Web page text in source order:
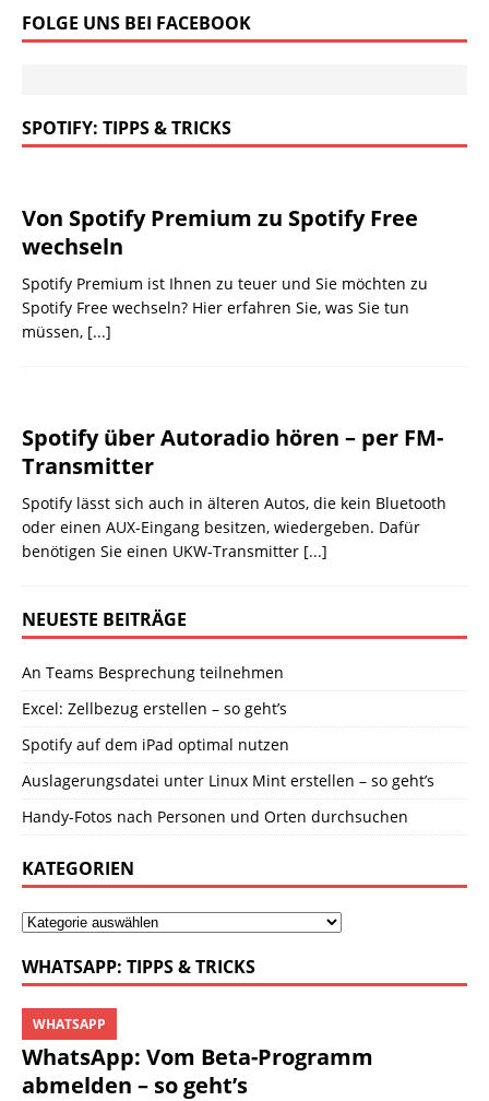
FOLGE UNS BEI FACEBOOK
SPOTIFY: TIPPS & TRICKS
Von Spotify Premium zu Spotify Free
wechseln
Spotify Premium ist Ihnen zu teuer und Sie möchten zu
Spotify Free wechseln? Hier erfahren Sie, was Sie tun
müssen, [...]
Spotify über Autoradio hören – per FM-
Transmitter
Spotify lässt sich auch in älteren Autos, die kein Bluetooth
oder einen AUX-Eingang besitzen, wiedergeben. Dafür
benötigen Sie einen UKW-Transmitter [...]
NEUESTE BEITRÄGE
An Teams Besprechung teilnehmen
Excel: Zellbezug erstellen – so geht’s
Spotify auf dem iPad optimal nutzen
Auslagerungsdatei unter Linux Mint erstellen – so geht’s
Handy-Fotos nach Personen und Orten durchsuchen
KATEGORIEN
WHATSAPP: TIPPS & TRICKS
WhatsApp: Vom Beta-Programm
abmelden – so geht’s
WHATSAPP